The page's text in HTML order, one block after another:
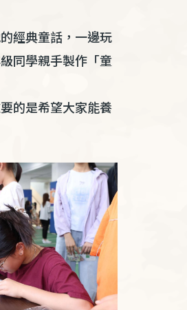
經典童話，一邊玩
同學親手製作「童
的是希望大家能養